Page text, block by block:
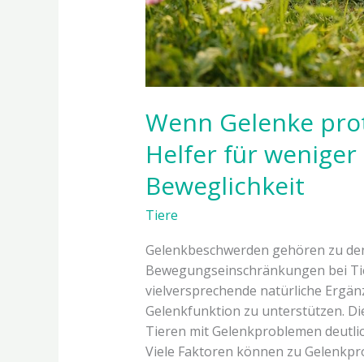
Wenn Gelenke
Helfer für
Beweglichkeit
Tiere
Gelenkbeschwerden gehören zu
Bewegungseinschränkungen bei
vielversprechende natürliche
Gelenkfunktion zu unterstützen.
Tieren mit Gelenkproblemen
Viele Faktoren können zu